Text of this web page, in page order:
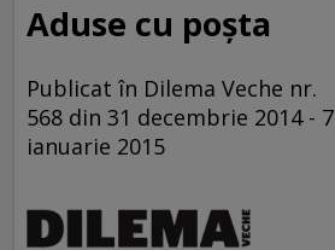
Aduse cu poşta
Publicat în Dilema Veche nr.
568 din 31 decembrie 2014 - 7
ianuarie 2015